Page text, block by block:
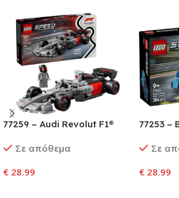
77259 – Audi Revolut F1®
Σε απόθεμα
€ 28.99
77253 –
Σε
€ 28.99